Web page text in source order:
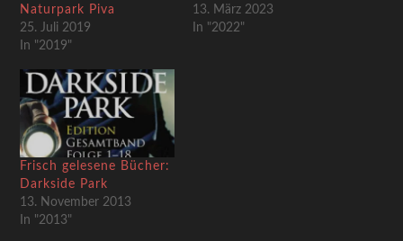
Naturpark Piva
25. Juli 2019
In "2019"
13. März 2023
In "2022"
Frisch gelesene Bücher:
Darkside Park
13. November 2013
In "2013"